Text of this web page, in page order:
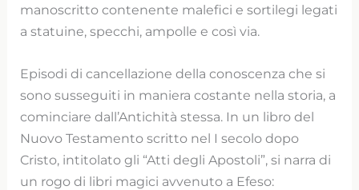
manoscritto contenente malefici e sortilegi legati
a statuine, specchi, ampolle e così via.
Episodi di cancellazione della conoscenza che si
sono susseguiti in maniera costante nella storia, a
cominciare dall’Antichità stessa. In un libro del
Nuovo Testamento scritto nel I secolo dopo
Cristo, intitolato gli “Atti degli Apostoli”, si narra di
un rogo di libri magici avvenuto a Efeso: